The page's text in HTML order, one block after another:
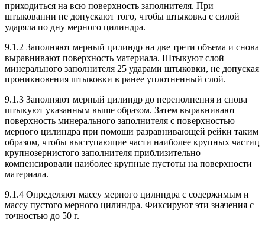
приходиться на всю поверхность заполнителя. При
штыковании не допускают того, чтобы штыковка с силой
ударяла по дну мерного цилиндра.
9.1.2 Заполняют мерный цилиндр на две трети объема и снова
выравнивают поверхность материала. Штыкуют слой
минерального заполнителя 25 ударами штыковки, не допуская
проникновения штыковки в ранее уплотненный слой.
9.1.3 Заполняют мерный цилиндр до переполнения и снова
штыкуют указанным выше образом. Затем выравнивают
поверхность минерального заполнителя с поверхностью
мерного цилиндра при помощи разравнивающей рейки таким
образом, чтобы выступающие части наиболее крупных частиц
крупнозернистого заполнителя приблизительно
компенсировали наиболее крупные пустоты на поверхности
материала.
9.1.4 Определяют массу мерного цилиндра с содержимым и
массу пустого мерного цилиндра. Фиксируют эти значения с
точностью до 50 г.